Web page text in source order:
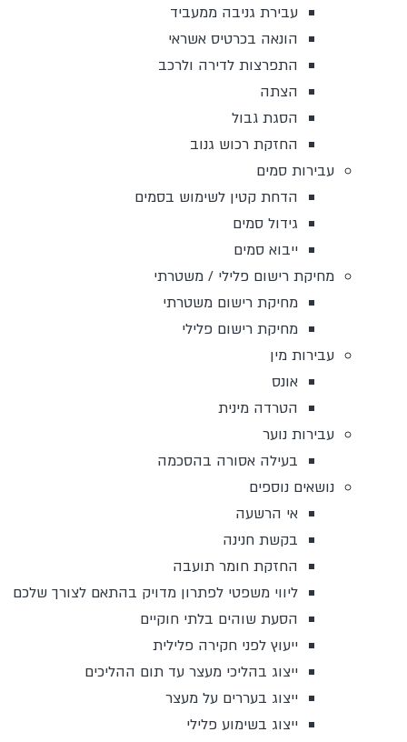
עבירת גניבה ממעביד
הונאה בכרטיס אשראי
התפרצות לדירה ולרכב
הצתה
הסגת גבול
החזקת רכוש גנוב
עבירות סמים
הדחת קטין לשימוש בסמים
גידול סמים
ייבוא סמים
מחיקת רישום פלילי / משטרתי
מחיקת רישום משטרתי
מחיקת רישום פלילי
עבירות מין
אונס
הטרדה מינית
עבירות נוער
בעילה אסורה בהסכמה
נושאים נוספים
אי הרשעה
בקשת חנינה
החזקת חומר תועבה
ליווי משפטי לפתרון מדויק בהתאם לצורך שלכם
הסעת שוהים בלתי חוקיים
ייעוץ לפני חקירה פלילית
ייצוג בהליכי מעצר עד תום ההליכים
ייצוג בעררים על מעצר
ייצוג בשימוע פלילי